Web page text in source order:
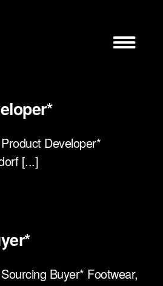
Developer*
[...]
Buyer* Footwear,